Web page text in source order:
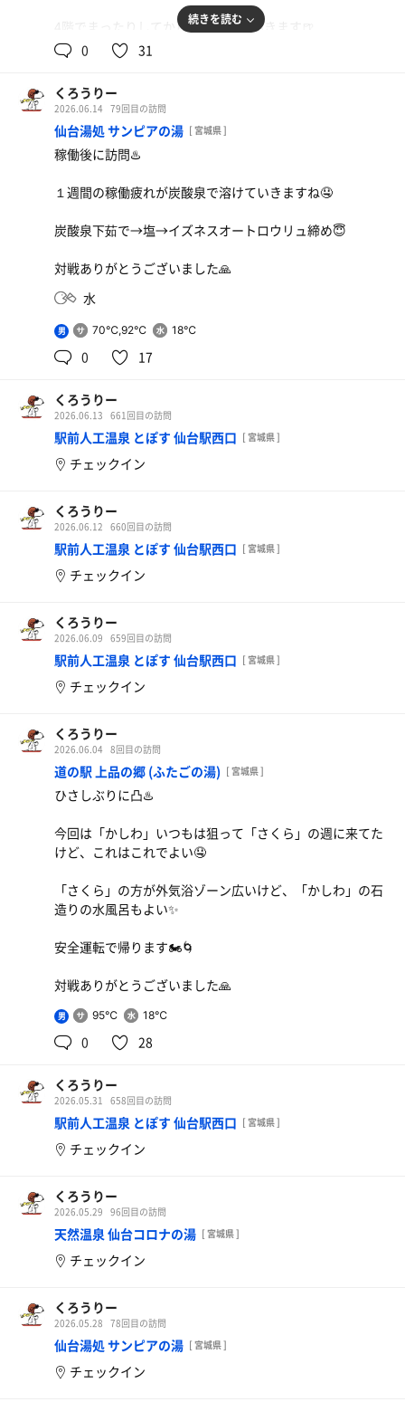
4階でまったりしてから軽く飲みにいきます🍺
対戦ありがとうございます🙏
続きを読む
0 31
くろうりー
2026.06.14 79回目の訪問
仙台湯処 サンピアの湯 [ 宮城県 ]
稼働後に訪問♨️
１週間の稼働疲れが炭酸泉で溶けていきますね🤤
炭酸泉下茹で→塩→イズネスオートロウリュ締め😇
対戦ありがとうございました🙏
水
男 70℃,92℃ 18℃
0 17
くろうりー
2026.06.13 661回目の訪問
駅前人工温泉 とぽす 仙台駅西口 [ 宮城県 ]
チェックイン
くろうりー
2026.06.12 660回目の訪問
駅前人工温泉 とぽす 仙台駅西口 [ 宮城県 ]
チェックイン
くろうりー
2026.06.09 659回目の訪問
駅前人工温泉 とぽす 仙台駅西口 [ 宮城県 ]
チェックイン
くろうりー
2026.06.04 8回目の訪問
道の駅 上品の郷 (ふたごの湯) [ 宮城県 ]
ひさしぶりに凸♨️
今回は「かしわ」いつもは狙って「さくら」の週に来てた
けど、これはこれでよい🤤
「さくら」の方が外気浴ゾーン広いけど、「かしわ」の石
造りの水風呂もよい✨
安全運転で帰ります🏍🌀
対戦ありがとうございました🙏
男 95℃ 18℃
0 28
くろうりー
2026.05.31 658回目の訪問
駅前人工温泉 とぽす 仙台駅西口 [ 宮城県 ]
チェックイン
くろうりー
2026.05.29 96回目の訪問
天然温泉 仙台コロナの湯 [ 宮城県 ]
チェックイン
くろうりー
2026.05.28 78回目の訪問
仙台湯処 サンピアの湯 [ 宮城県 ]
チェックイン